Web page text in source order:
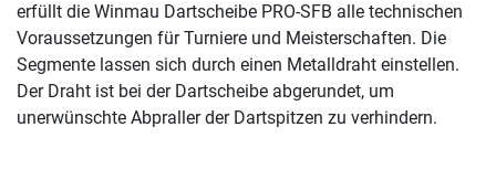
erfüllt die Winmau Dartscheibe PRO-SFB alle technischen
Voraussetzungen für Turniere und Meisterschaften. Die
Segmente lassen sich durch einen Metalldraht einstellen.
Der Draht ist bei der Dartscheibe abgerundet, um
unerwünschte Abpraller der Dartspitzen zu verhindern.